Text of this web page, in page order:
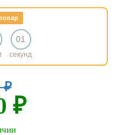
01
секунд
₽
₽